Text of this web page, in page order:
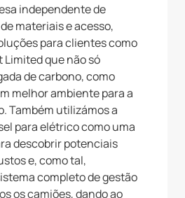
independente de
materiais e acesso,
para clientes como
Limited que não só
de carbono, como
melhor ambiente para a
Também utilizámos a
para elétrico como uma
descobrir potenciais
e, como tal,
completo de gestão
os camiões, dando ao